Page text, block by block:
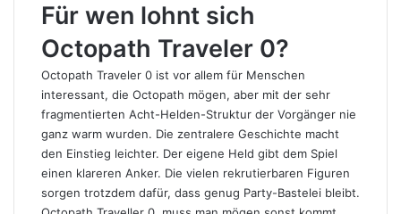
Für wen lohnt sich
Octopath Traveler 0?
Octopath Traveler 0 ist vor allem für Menschen
interessant, die Octopath mögen, aber mit der sehr
fragmentierten Acht-Helden-Struktur der Vorgänger nie
ganz warm wurden. Die zentralere Geschichte macht
den Einstieg leichter. Der eigene Held gibt dem Spiel
einen klareren Anker. Die vielen rekrutierbaren Figuren
sorgen trotzdem dafür, dass genug Party-Bastelei bleibt.